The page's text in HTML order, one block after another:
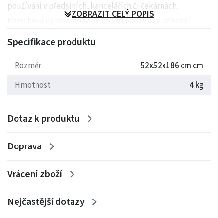
používání v předsíních, kancelářích či čekárnách.
Povrchová úprava tmavým lakem podtrhuje přírodní
kresbu dřeva a usnadňuje údržbu.
Rozměry: 52x52x186 cm
Hmotnost: 4 kg
ZOBRAZIT CELÝ POPIS
Specifikace produktu
Rozměr
52x52x186 cm cm
Hmotnost
4 kg
Dotaz k produktu
Doprava
Vrácení zboží
Nejčastější dotazy